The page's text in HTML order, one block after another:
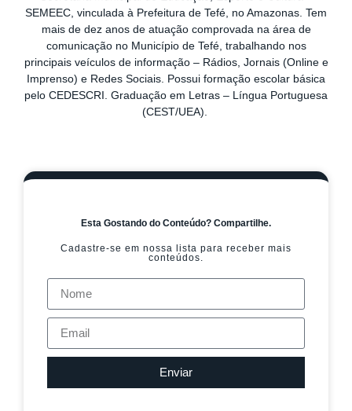
SEMEEC, vinculada à Prefeitura de Tefé, no Amazonas. Tem
mais de dez anos de atuação comprovada na área de
comunicação no Município de Tefé, trabalhando nos
principais veículos de informação – Rádios, Jornais (Online e
Imprenso) e Redes Sociais. Possui formação escolar básica
pelo CEDESCRI. Graduação em Letras – Língua Portuguesa
(CEST/UEA).
Esta Gostando do Conteúdo? Compartilhe.
Cadastre-se em nossa lista para receber mais
conteúdos.
Enviar